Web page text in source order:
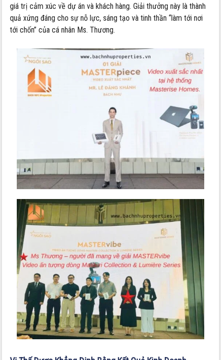
giá trị cảm xúc về dự án và khách hàng. Giải thưởng này là thành
quả xứng đáng cho sự nỗ lực, sáng tạo và tinh thần “làm tới nơi
tới chốn” của cá nhân Ms. Thương.